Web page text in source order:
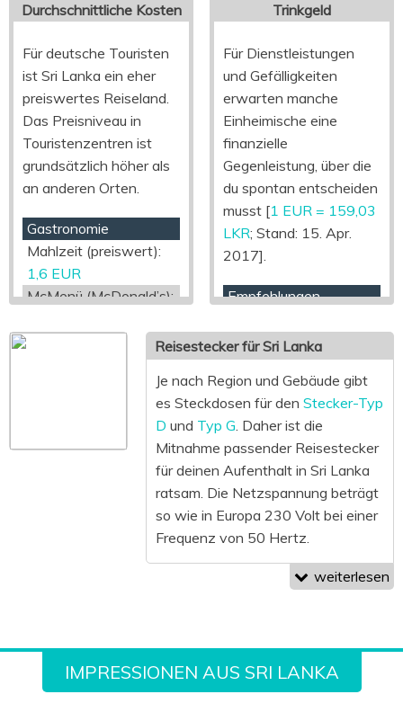
Durchschnittliche Kosten
Für deutsche Touristen
ist Sri Lanka ein eher
preiswertes Reiseland.
Das Preisniveau in
Touristenzentren ist
grundsätzlich höher als
an anderen Orten.
Gastronomie
Mahlzeit (preiswert):
1,6 EUR
McMenü (McDonald’s):
Äpfel (1 kg):1,9 EUR
0,5 EUR
1,6
Zugfahrt (Colombo
nach Hikkaduwa):1-2
Trinkgeld
Für Dienstleistungen
und Gefälligkeiten
erwarten manche
Einheimische eine
finanzielle
Gegenleistung, über die
du spontan entscheiden
musst [1 EUR = 159,03
LKR; Stand: 15. Apr.
2017].
Empfehlungen
EUR/Tag
Kofferträger im Hotel:
50 LKR/Gepäckstück
Reinigungskräfte im
Hotel:100 LKR/Tag
Kellner:10 % auf den
Rechnungsbetrag*
Schuhaufpasser vor
Tempeln:20 LKR
*Prozentualer Aufschlag,
Reisestecker für Sri Lanka
Je nach Region und Gebäude gibt
es Steckdosen für den Stecker-Typ
D und Typ G. Daher ist die
Mitnahme passender Reisestecker
für deinen Aufenthalt in Sri Lanka
ratsam. Die Netzspannung beträgt
so wie in Europa 230 Volt bei einer
Frequenz von 50 Hertz.
weiterlesen
IMPRESSIONEN AUS SRI LANKA